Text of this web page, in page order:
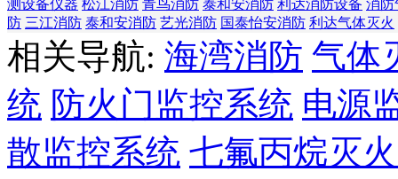
测设备仪器 松江消防 青鸟消防 泰和安消防 利达消防设备 消防
防 三江消防 泰和安消防 艺光消防 国泰怡安消防 利达气体灭火
相关导航: 海湾消防 气体
统 防火门监控系统 电源
散监控系统 七氟丙烷灭